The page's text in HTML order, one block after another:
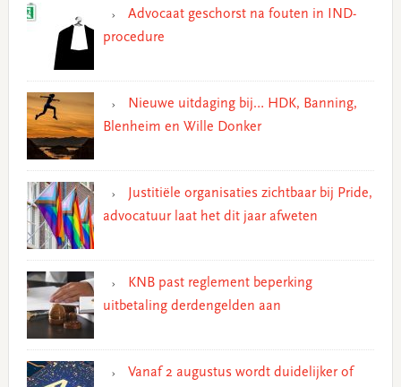
Advocaat geschorst na fouten in IND-
procedure
Nieuwe uitdaging bij… HDK, Banning,
Blenheim en Wille Donker
Justitiële organisaties zichtbaar bij Pride,
advocatuur laat het dit jaar afweten
KNB past reglement beperking
uitbetaling derdengelden aan
Vanaf 2 augustus wordt duidelijker of